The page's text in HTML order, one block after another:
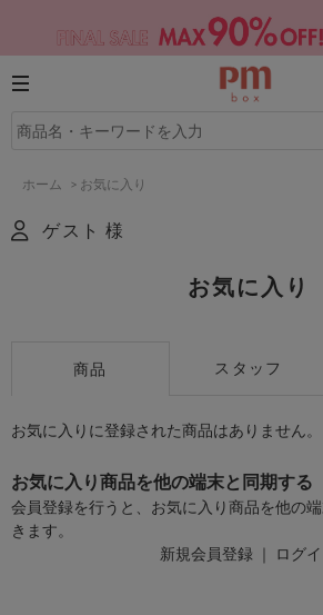
ホーム > お気に入り
ゲスト 様
お気に入り
商品 スタッフ
お気に入りに登録された商品はありません。
お気に入り商品を他の端末と同期する
会員登録を行うと、お気に入り商品を他の
きます。
新規会員登録 ｜ ログ